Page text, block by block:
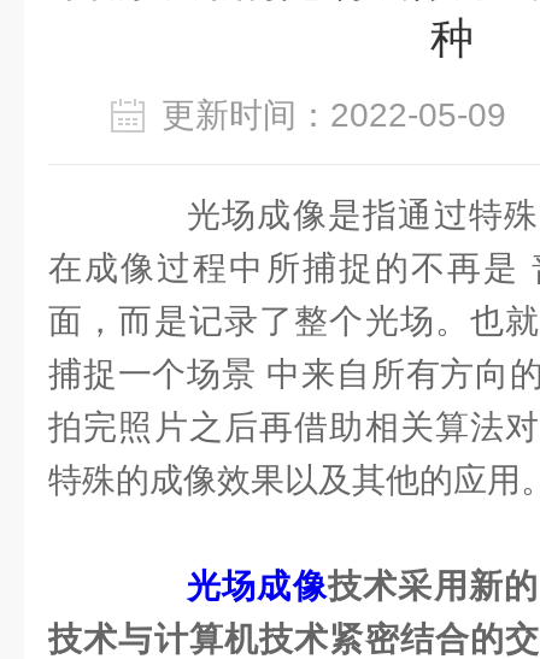
种
更新时间：2022-05-
光场成像是指通过特殊
在成像过程中所捕捉的不再是
面，而是记录了整个光场。也
捕捉一个场景 中来自所有方向
拍完照片之后再借助相关算法
特殊的成像效果以及其他的应用
光场成像技术采用新
技术与计算机技术紧密结合的